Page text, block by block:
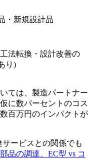
・新規設計品
法転換・設計改善の
り)
ては、製造パートナー
に数パーセントのコス
百万円のインパクトが
ービスとの関係でも
品の調達、EC型 vs コ